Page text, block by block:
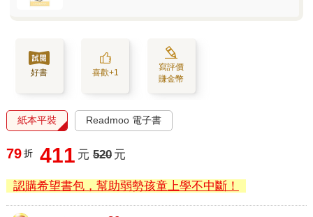
好書 喜歡+1
寫評價
賺金幣
紙本平裝 Readmoo 電子書
79 折 411 元 520 元
認購希望書包，幫助弱勢孩童上學不中斷！